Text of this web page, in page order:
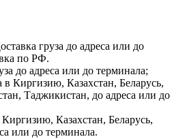
груза до адреса или до
по РФ.
до адреса или до терминала;
в Киргизию, Казахстан, Беларусь,
Таджикистан, до адреса или до
Казахстан, Беларусь,
или до терминала.